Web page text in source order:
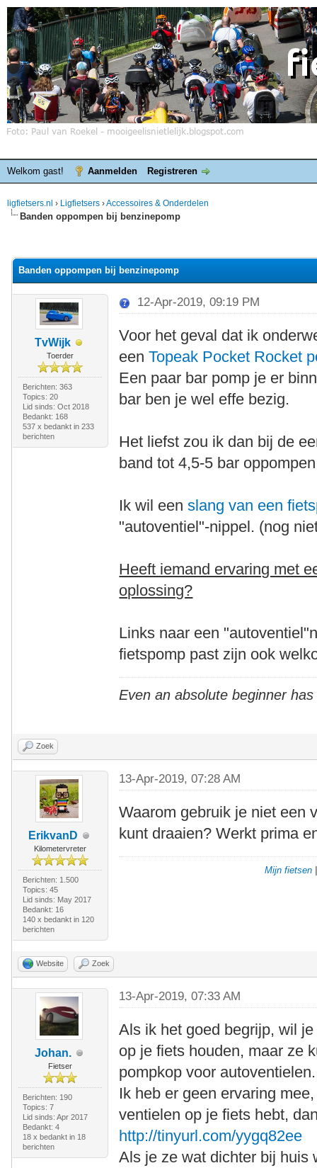
Welkom gast! Aanmelden Registreren
ligfietsers.nl › Ligfietsers ›Accessoires & Onderdelen
Banden oppompen bij benzinepomp
Banden oppompen bij benzinepomp
TvWijk
Toerder
Berichten: 363
Topics: 20
Lid sinds: Oct 2018
Bedankt: 168
537 x bedankt in 233
berichten
12-Apr-2019, 09:19 PM
Voor het geval dat ik
eenTopeak Pocket Rocket
Een paar bar pomp je er
bar ben je wel effe bezig.
Het liefst zou ik dan bij de
band tot 4,5-5 bar
Ik wil eenslang van een
"autoventiel"-nippel. (nog
Heeft iemand ervaring met
oplossing?
Links naar een
fietspomp past zijn ook
Even an absolute beginner
Zoek
ErikvanD
Kilometervreter
Berichten: 1.500
Topics: 45
Lid sinds: May 2017
Bedankt: 16
140 x bedankt in 120
berichten
13-Apr-2019, 07:28 AM
Waarom gebruik je niet een
kunt draaien? Werkt prima
Mijn fietsen
Website Zoek
Johan.
Fietser
Berichten: 190
Topics: 7
Lid sinds: Apr 2017
Bedankt: 4
18 x bedankt in 18
berichten
13-Apr-2019, 07:33 AM
Als ik het goed begrijp, wil
op je fiets houden, maar ze
pompkop voor autoventielen.
Ik heb er geen ervaring
ventielen op je fiets hebt,
http://tinyurl.com/yygq82ee
Als je ze wat dichter bij huis